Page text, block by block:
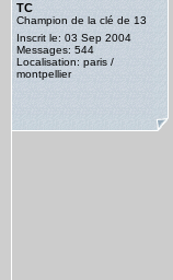
TC
Champion de la clé de 13
Inscrit le: 03 Sep 2004
Messages: 544
Localisation: paris /
montpellier